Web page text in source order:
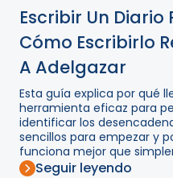
Escribir Un Diario
Cómo Escribirlo
A Adelgazar
Esta guía explica por qué
herramienta eficaz para
identificar los
sencillos para empezar y
funciona mejor que
Seguir leyendo